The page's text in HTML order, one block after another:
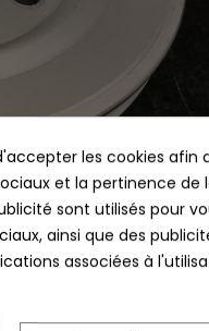
les cookies afin
et la pertinence de
sont utilisés pour
ainsi que des
associées à